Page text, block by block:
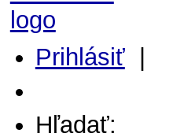
Prihlásiť|
Hľadať: